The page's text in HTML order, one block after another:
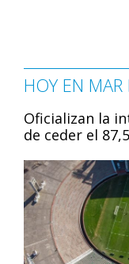
HOY EN
Oficializan la
de ceder el